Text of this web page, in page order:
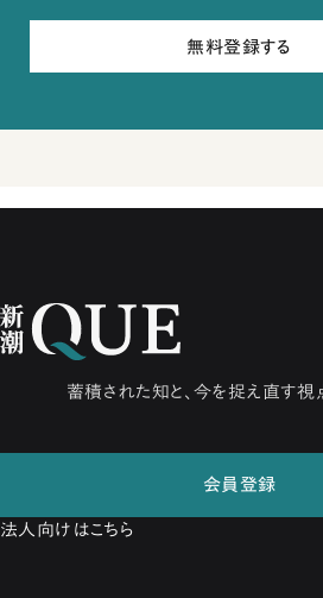
無料登録する
蓄積された知と、今を捉え直す視
会員登録
法人向けはこちら